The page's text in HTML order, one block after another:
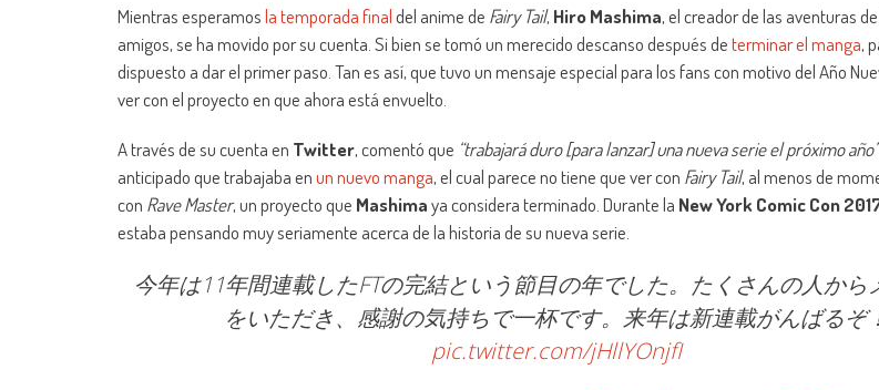
Mientras esperamosla temporada finaldel anime de Fairy Tail, Hiro Mashima, el creador de las aventuras de
amigos, se ha movido por su cuenta. Si bien se tomó un merecido descanso después determinar el manga,
dispuesto a dar el primer paso. Tan es así, que tuvo un mensaje especial para los fans con motivo del Año
ver con el proyecto en que ahora está envuelto.
A través de su cuenta en Twitter, comentó que “trabajará duro [para lanzar] una nueva serie el próximo año”
anticipado que trabajaba enun nuevo manga, el cual parece no tiene que ver con Fairy Tail, al menos de
con Rave Master, un proyecto que Mashimaya considera terminado. Durante la New York Comic Con
estaba pensando muy seriamente acerca de la historia de su nueva serie.
今年は11年間連載したFTの完結という節目の年でした。たくさんの人から
をいただき、感謝の気持ちで一杯です。来年は新連載がんばるぞ
pic.twitter.com/jHllYOnjfI